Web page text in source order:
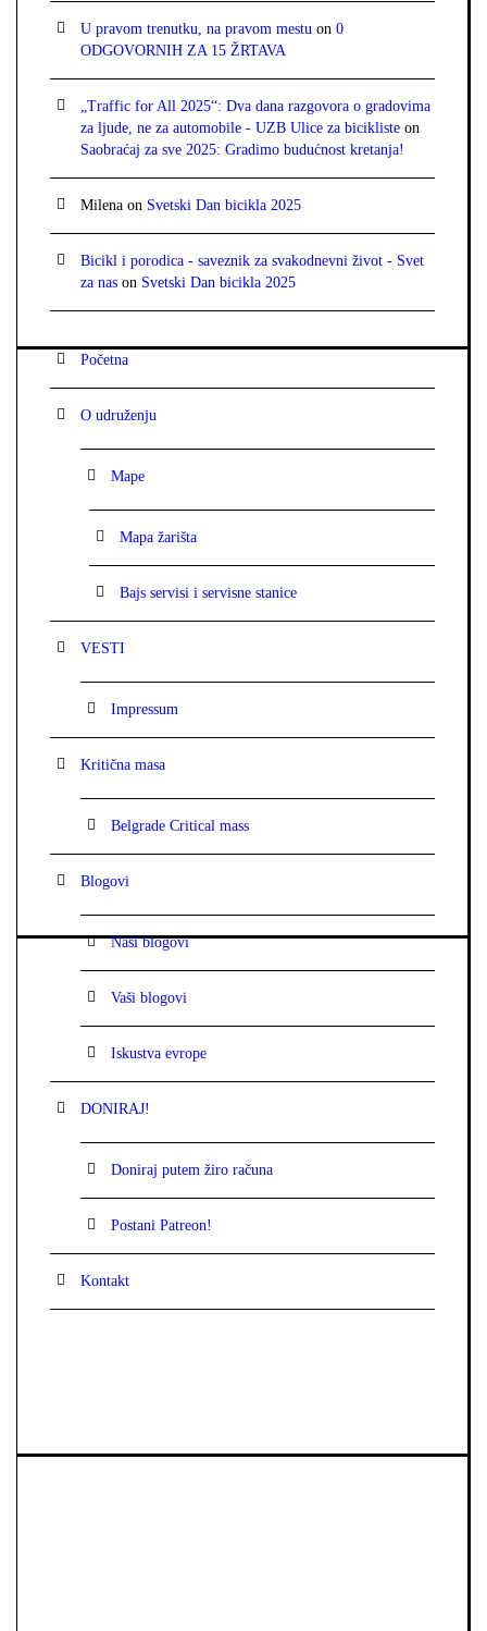
U pravom trenutku, na pravom mestu on 0
ODGOVORNIH ZA 15 ŽRTAVA
„Traffic for All 2025“: Dva dana razgovora o gradovima
za ljude, ne za automobile - UZB Ulice za bicikliste on
Saobraćaj za sve 2025: Gradimo budućnost kretanja!
Milena on Svetski Dan bicikla 2025
Bicikl i porodica - saveznik za svakodnevni život - Svet
za nas on Svetski Dan bicikla 2025
Početna
O udruženju
Mape
Mapa žarišta
Bajs servisi i servisne stanice
VESTI
Impressum
Kritična masa
Belgrade Critical mass
Blogovi
Naši blogovi
Vaši blogovi
Iskustva evrope
DONIRAJ!
Doniraj putem žiro računa
Postani Patreon!
Kontakt